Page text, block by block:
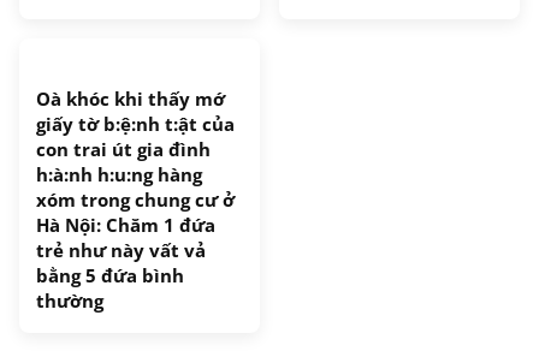
Oà khóc khi thấy mớ
giấy tờ b:ệ:nh t:ật của
con trai út gia đình
h:à:nh h:u:ng hàng
xóm trong chung cư ở
Hà Nội: Chăm 1 đứa
trẻ như này vất vả
bằng 5 đứa bình
thường